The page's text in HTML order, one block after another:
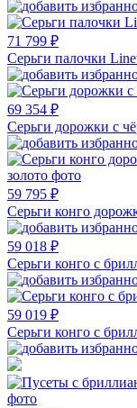
71 799 ₽
Серьги палочки
69 354 ₽
Серьги дорожки с
59 795 ₽
Серьги конго
59 018 ₽
Серьги конго с
59 019 ₽
Серьги конго с